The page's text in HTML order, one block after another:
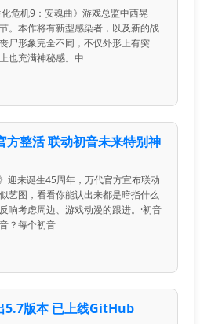
危机9：安魂曲》游戏总监中西晃
。本作将有新型感染者，以及新的战
尸形象完全不同，不仅外形上有突
也充满神秘感。中
方整活 联动初音未来特别神
迎来诞生45周年，万代官方宣布联动
艺图，看看你能认出来都是暗指什么
响考虑周边、游戏动漫的跟进。·初音
？每个初音
5.7版本 已上线GitHub